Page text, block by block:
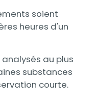
soient
heures d'un
au plus
substances
courte.